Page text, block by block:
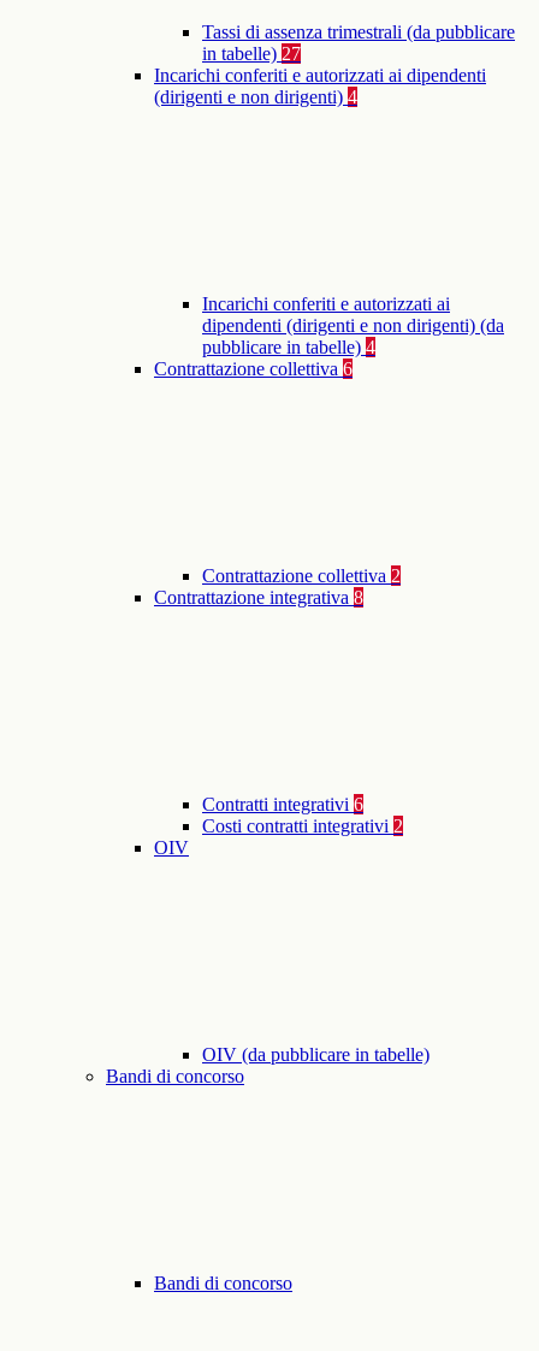
Tassi di assenza trimestrali (da pubblicare
in tabelle) 27
Incarichi conferiti e autorizzati ai dipendenti
(dirigenti e non dirigenti) 4
Incarichi conferiti e autorizzati ai
dipendenti (dirigenti e non dirigenti) (da
pubblicare in tabelle) 4
Contrattazione collettiva 6
Contrattazione collettiva 2
Contrattazione integrativa 8
Contratti integrativi 6
Costi contratti integrativi 2
OIV
OIV (da pubblicare in tabelle)
Bandi di concorso
Bandi di concorso